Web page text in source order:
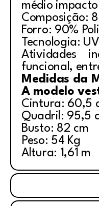
médio
Composição:
Forro: 90%
Tecnologia:
Atividades
funcional,
Medidas da
A modelo
Cintura: 60,5
Quadril: 95,5
Busto: 82 cm
Peso: 54 Kg
Altura: 1,61 m